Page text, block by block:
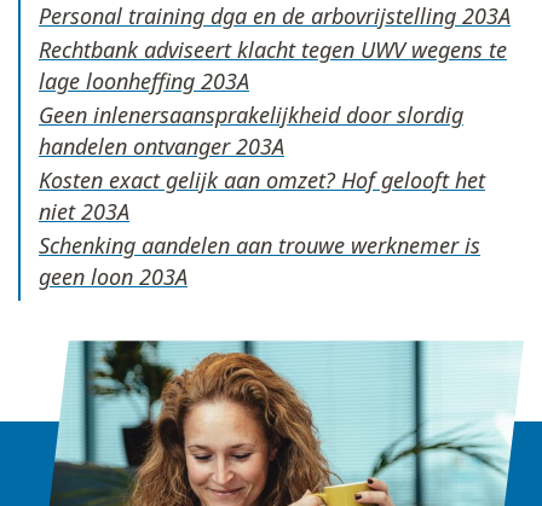
Personal training dga en de arbovrijstelling
Rechtbank adviseert klacht tegen UWV wegens te
lage loonheffing
Geen inlenersaansprakelijkheid door slordig
handelen ontvanger
Kosten exact gelijk aan omzet? Hof gelooft het
niet
Schenking aandelen aan trouwe werknemer is
geen loon